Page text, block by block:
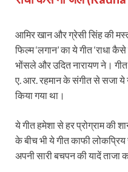
आमिर खान और ग्रेसी सिंह की
फिल्म ‘लगान’ का ये गीत ‘राधा
भोंसले और उदित नारायण ने। गीत
ए. आर. रहमान के संगीत से सजा ये
किया गया था।
ये गीत हमेशा से हर प्रोग्राम की
के बीच भी ये गीत काफी
अपनी सारी बचपन की यादें